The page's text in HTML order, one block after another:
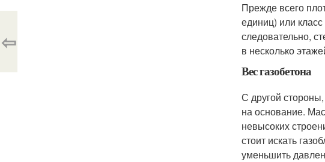
Прежде всего
единиц) или
следовательно,
в несколько
Вес газобетона
С другой
на основание.
невысоких
стоит искать
уменьшить
⇦